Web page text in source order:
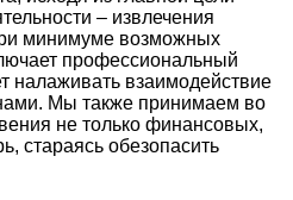
– извлечения
минимуме возможных
профессиональный
налаживать взаимодействие
Мы также принимаем во
не только финансовых,
стараясь обезопасить